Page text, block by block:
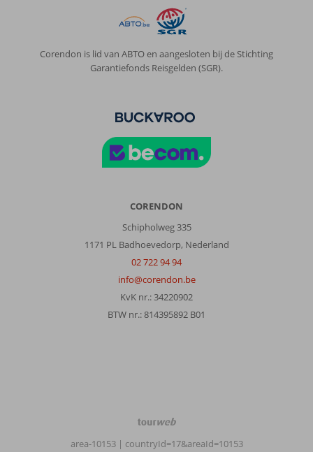
Corendon is lid van ABTO en aangesloten bij de Stichting
Garantiefonds Reisgelden (SGR).
CORENDON
Schipholweg 335
1171 PL Badhoevedorp, Nederland
02 722 94 94
info@corendon.be
KvK nr.: 34220902
BTW nr.: 814395892 B01
TourWeb
©
area-10153 | countryId=17&areaId=10153